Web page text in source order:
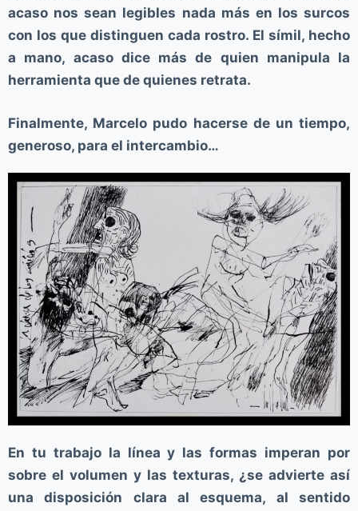
acaso nos sean legibles nada más en los surcos
con los que distinguen cada rostro. El símil, hecho
a mano, acaso dice más de quien manipula la
herramienta que de quienes retrata.
Finalmente, Marcelo pudo hacerse de un tiempo,
generoso, para el intercambio…
En tu trabajo la línea y las formas imperan por
sobre el volumen y las texturas, ¿se advierte así
una disposición clara al esquema, al sentido